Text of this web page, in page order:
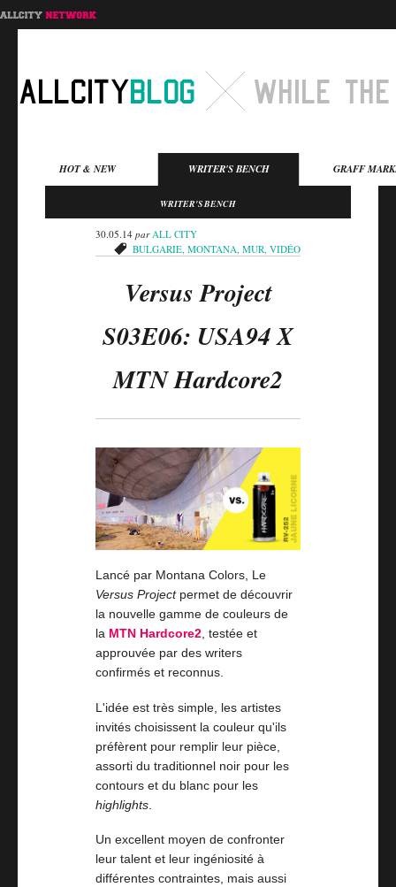
Aller au contenu
Aller au contenu
HOT & NEW WRITER'S BENCH GRAFF
WRITER'S BENCH
30.05.14 par ALL CITY
BULGARIE, MONTANA MUR VIDÉO
Versus Project
S03E06: USA94 X
MTN Hardcore2
Lancé par Montana Colors, Le
Versus Projectpermet de découvrir
la nouvelle gamme de couleurs de
la MTN Hardcore2 , testée et
approuvée par des writers
confirmés et reconnus.
L'idée est très simple, les artistes
invités choisissent la couleur qu'ils
préfèrent pour remplir leur pièce,
assorti du traditionnel noir pour les
contours et du blanc pour les
highlights
Un excellent moyen de confronter
leur talent et leur ingéniosité à
différentes contraintes, mais aussi